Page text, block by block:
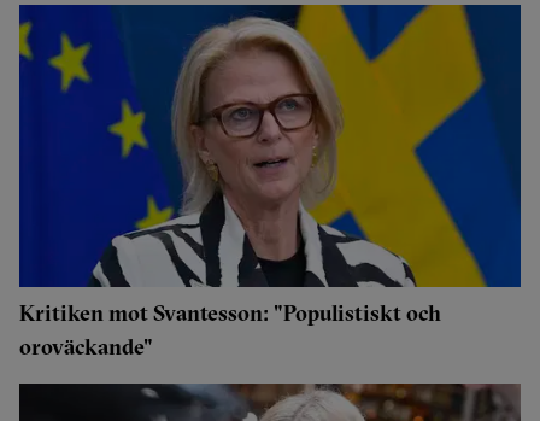
Kritiken mot Svantesson: "Populistiskt och
oroväckande"